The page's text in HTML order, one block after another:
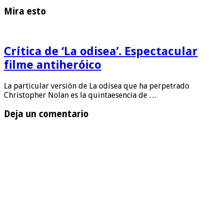
Mira esto
Crítica de ‘La odisea’. Espectacular
filme antiheróico
La particular versión de La odisea que ha perpetrado
Christopher Nolan es la quintaesencia de …
Deja un comentario